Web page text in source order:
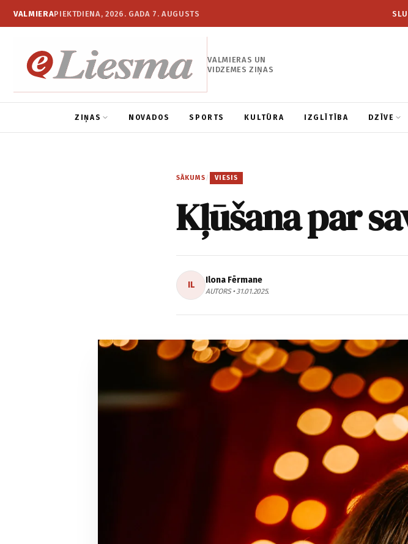
VALMIERAPIEKTDIENA, 2026. GADA 7. AUGUSTS
VALMIERAS UN
VIDZEMES ZIŅAS
ZIŅAS NOVADOS SPORTS KULTŪRA IZGLĪTĪBA DZĪVE
SĀKUMS / VIESIS
Kļūšana par
IL Ilona Fērmane
AUTORS • 31.01.2025.